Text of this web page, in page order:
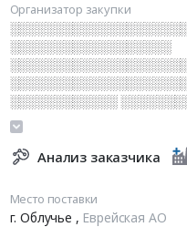
Организатор закупки
░░░░░░░░░░░░░░░░░░
░░░░░░░░░░░░
░░░░░░░░░░░ ░░░ ░ ░░░
Анализ заказчика
Место поставки
г. Облучье , Еврейская АО